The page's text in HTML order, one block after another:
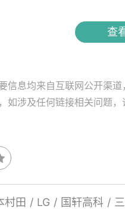
查
信息均来自互联网公开渠
如涉及任何链接相关问题，
村田 / LG / 国轩高科 /